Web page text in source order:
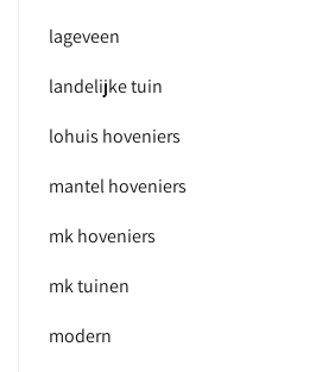
lageveen
landelijke tuin
lohuis hoveniers
mantel hoveniers
mk hoveniers
mk tuinen
modern